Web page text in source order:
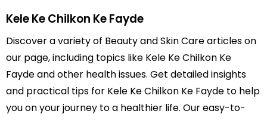
Kele Ke Chilkon Ke Fayde
Discover a variety of Beauty and Skin Care articles on
our page, including topics like Kele Ke Chilkon Ke
Fayde and other health issues. Get detailed insights
and practical tips for Kele Ke Chilkon Ke Fayde to help
you on your journey to a healthier life. Our easy-to-